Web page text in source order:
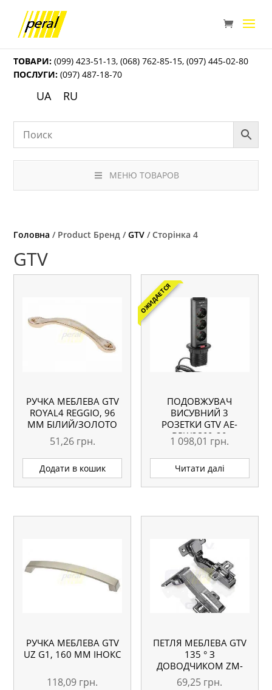
ТОВАРИ: (099) 423-51-13,(068) 762-85-15,(097) 445-02-80
ПОСЛУГИ: (097) 487-18-70
UA RU
МЕНЮ ТОВАРОВ
Головна / Product Бренд /GTV / Сторінка 4
GTV
РУЧКА МЕБЛЕВА GTV
ROYAL4 REGGIO, 96
ММ БІЛИЙ/ЗОЛОТО
51,26 грн.
Додати в кошик
ОЖИДАЕТСЯ
ПОДОВЖУВАЧ
ВИСУВНИЙ 3
РОЗЕТКИ GTV AE-
BPW3S60-20
(SCHUCKO) ЧОРНИЙ ІЗ
ПРОВОДОМ 1,5
МЕТРА
1 098,01 грн.
Читати далі
РУЧКА МЕБЛЕВА GTV
UZ G1, 160 ММ ІНОКС
118,09 грн.
ПЕТЛЯ МЕБЛЕВА GTV
135 ° З
ДОВОДЧИКОМ ZM-
HCKT45-BE
69,25 грн.